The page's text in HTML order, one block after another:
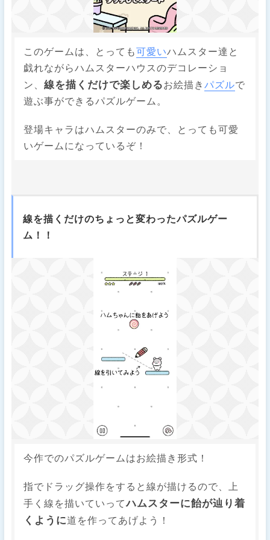
このゲームは、とっても可愛いハムスター達と
戯れながらハムスターハウスのデコレーショ
ン、線を描くだけで楽しめるお絵描きパズルで
遊ぶ事ができるパズルゲーム。
登場キャラはハムスターのみで、とっても可愛
いゲームになっているぞ！
線を描くだけのちょっと変わったパズルゲー
ム！！
今作でのパズルゲームはお絵描き形式！
指でドラッグ操作をすると線が描けるので、上
手く線を描いていってハムスターに飴が辿り着
くように道を作ってあげよう！